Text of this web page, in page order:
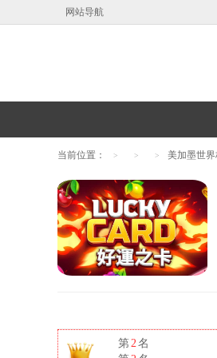
网站导航
当前位置： > > > 美加墨世界
第2名